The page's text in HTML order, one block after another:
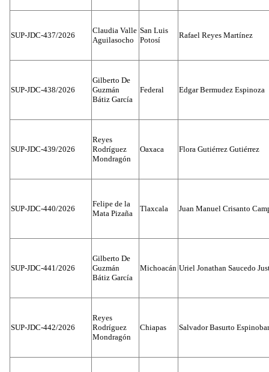
SUP-JDC-437/2026
Claudia Valle
Aguilasocho
San Luis
Potosí
Rafael Reyes Martínez
SUP-JDC-438/2026
Gilberto De
Guzmán
Bátiz García
Federal Edgar Bermudez Espinoza
SUP-JDC-439/2026
Reyes
Rodríguez
Mondragón
Oaxaca Flora Gutiérrez Gutiérrez
SUP-JDC-440/2026
Felipe de la
Mata Pizaña
Tlaxcala Juan Manuel Crisanto
SUP-JDC-441/2026
Gilberto De
Guzmán
Bátiz García
Michoacán Uriel Jonathan Saucedo
SUP-JDC-442/2026
Reyes
Rodríguez
Mondragón
Chiapas Salvador Basurto